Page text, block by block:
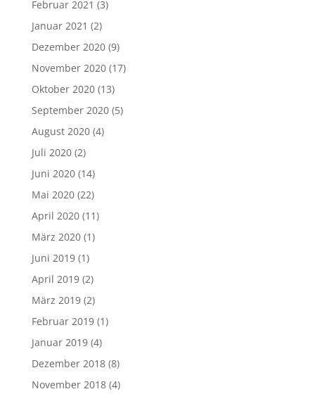
Februar 2021 (3)
Januar 2021 (2)
Dezember 2020(9)
November 2020(17)
Oktober 2020(13)
September 2020(5)
August 2020(4)
Juli 2020(2)
Juni 2020(14)
Mai 2020(22)
April 2020(11)
März 2020(1)
Juni 2019(1)
April 2019(2)
März 2019(2)
Februar 2019(1)
Januar 2019(4)
Dezember 2018(8)
November 2018(4)